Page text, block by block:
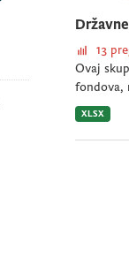
13
Ovaj
fondova,
XLSX